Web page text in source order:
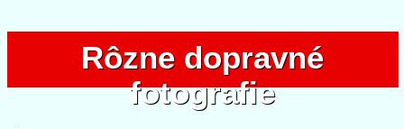
Rôzne dopravné
fotografie
Rôzne dopravné
fotografie